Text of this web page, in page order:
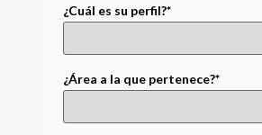
¿Cuál es su perfil?*
¿Área a la que pertenece?*